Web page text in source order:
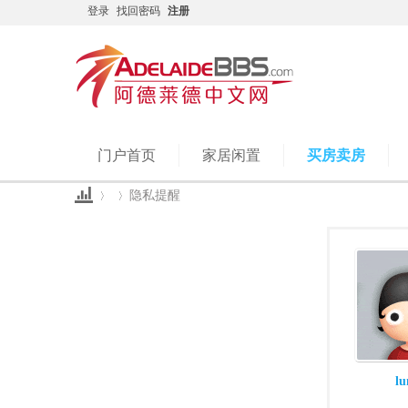
登录 找回密码 注册
门户首页 家居闲置 买房卖房
隐私提醒